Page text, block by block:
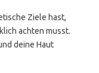
Ziele hast,
achten musst.
deine Haut